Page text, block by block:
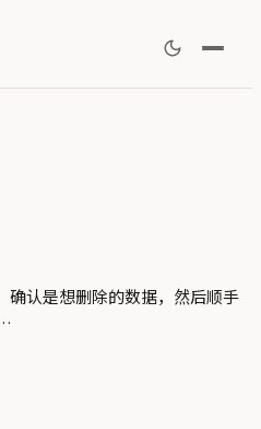
确认是想删除的数据，然后顺手